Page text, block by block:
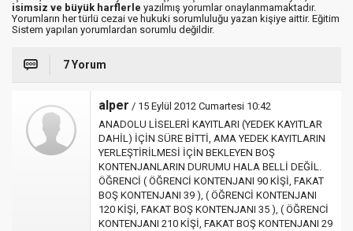
isimsiz ve büyük harflerle yazılmış yorumlar onaylanmamaktadır.
Yorumların her türlü cezai ve hukuki sorumluluğu yazan kişiye aittir. Eğitim
Sistem yapılan yorumlardan sorumlu değildir.
7 Yorum
alper / 15 Eylül 2012 Cumartesi 10:42
ANADOLU LİSELERİ KAYITLARI (YEDEK KAYITLAR
DAHİL) İÇİN SÜRE BİTTİ, AMA YEDEK KAYITLARIN
YERLEŞTİRİLMESİ İÇİN BEKLEYEN BOŞ
KONTENJANLARIN DURUMU HALA BELLİ DEĞİL.
ÖĞRENCİ ( ÖĞRENCİ KONTENJANI 90 KİŞİ, FAKAT
BOŞ KONTENJANI 39 ), ( ÖĞRENCİ KONTENJANI
120 KİŞİ, FAKAT BOŞ KONTENJANI 35 ), ( ÖĞRENCİ
KONTENJANI 210 KİŞİ, FAKAT BOŞ KONTENJANI 29